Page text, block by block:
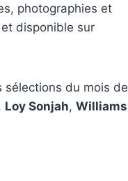
photographies et
disponible sur
sélections du mois de
, Loy Sonjah, Williams